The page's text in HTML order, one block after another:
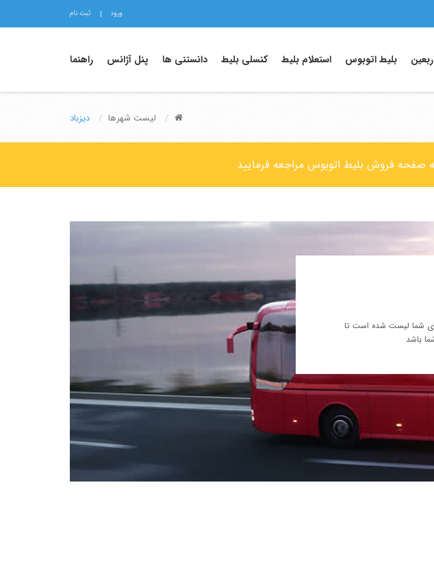
ورود ثبت نام
بلیط اتوبوس استعلام بلیط کنسلی بلیط دانستنی ها پنل آژانس راهنما
لیست شهرها دیزباد
به صفحه فروش بلیط اتوبوس مراجعه فرمایید
شما لیست شده است تا
باشد